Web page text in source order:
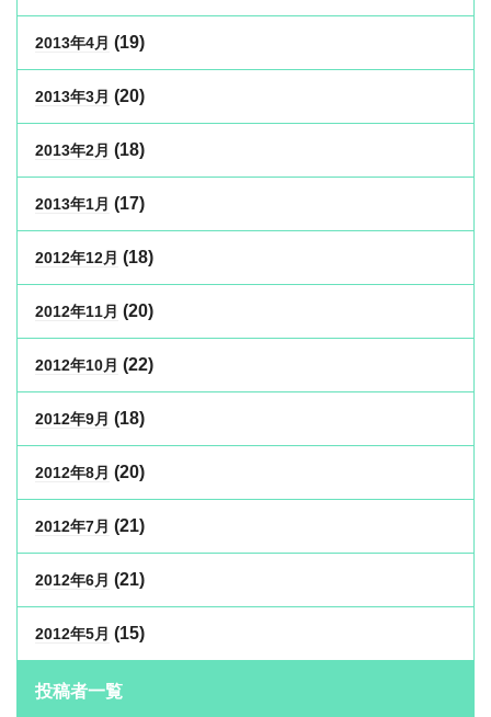
2013年4月 (19)
2013年3月 (20)
2013年2月 (18)
2013年1月 (17)
2012年12月 (18)
2012年11月 (20)
2012年10月 (22)
2012年9月 (18)
2012年8月 (20)
2012年7月 (21)
2012年6月 (21)
2012年5月 (15)
投稿者一覧